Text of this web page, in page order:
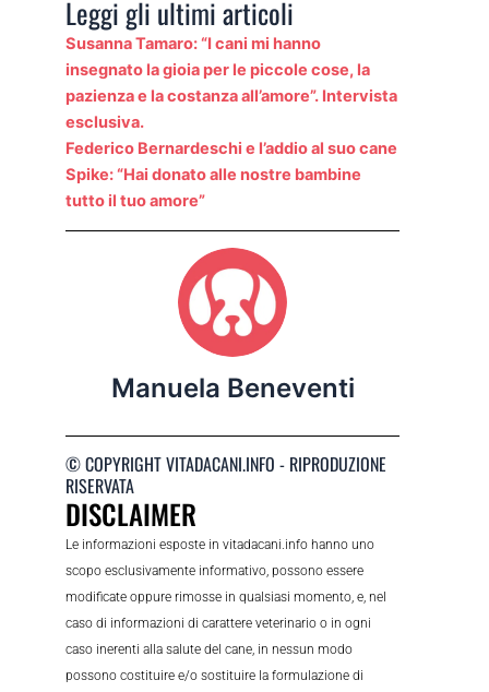
Leggi gli ultimi articoli
Susanna Tamaro: “I cani mi hanno
insegnato la gioia per le piccole cose, la
pazienza e la costanza all’amore”. Intervista
esclusiva.
Federico Bernardeschi e l’addio al suo cane
Spike: “Hai donato alle nostre bambine
tutto il tuo amore”
Manuela Beneventi
© COPYRIGHT VITADACANI.INFO - RIPRODUZIONE
RISERVATA
DISCLAIMER
Le informazioni esposte in vitadacani.info hanno uno
scopo esclusivamente informativo, possono essere
modificate oppure rimosse in qualsiasi momento, e, nel
caso di informazioni di carattere veterinario o in ogni
caso inerenti alla salute del cane, in nessun modo
possono costituire e/o sostituire la formulazione di